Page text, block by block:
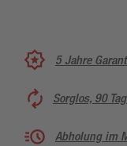
5 Jahre
Sorglos, 90
Abholung im